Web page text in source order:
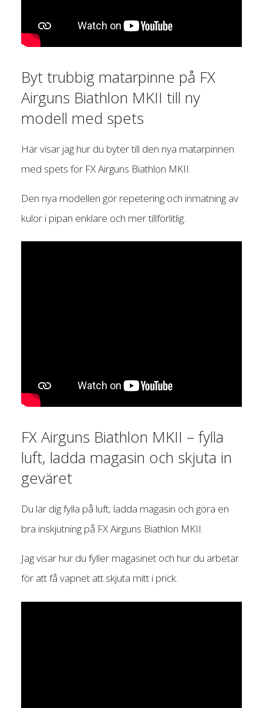
Byt trubbig matarpinne på FX
Airguns Biathlon MKII till ny
modell med spets
Här visar jag hur du byter till den nya matarpinnen
med spets för FX Airguns Biathlon MKII.
Den nya modellen gör repetering och inmatning av
kulor i pipan enklare och mer tillförlitlig.
FX Airguns Biathlon MKII – fylla
luft, ladda magasin och skjuta in
geväret
Du lär dig fylla på luft, ladda magasin och göra en
bra inskjutning på FX Airguns Biathlon MKII.
Jag visar hur du fyller magasinet och hur du arbetar
för att få vapnet att skjuta mitt i prick.